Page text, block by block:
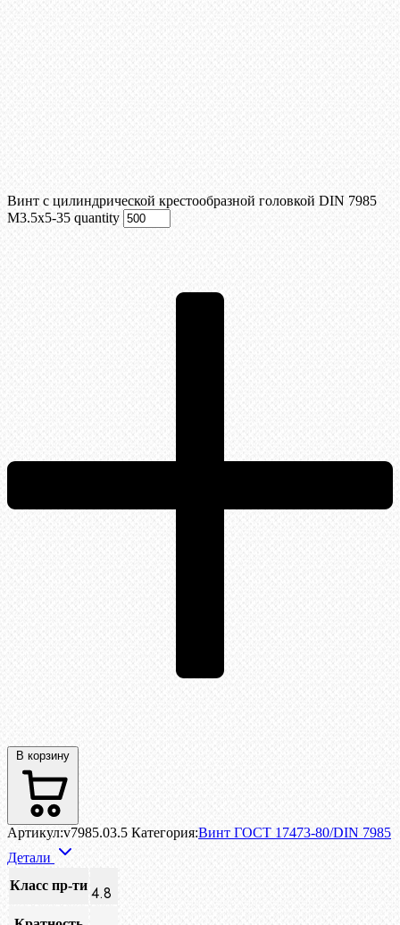
Винт с цилиндрической крестообразной головкой DIN 7985
М3.5х5-35 quantity
В корзину
Артикул:v7985.03.5 Категория:Винт ГОСТ 17473-80/DIN 7985
Детали
Класс пр-ти 4.8